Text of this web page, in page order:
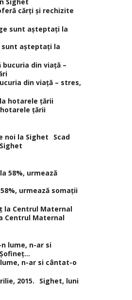
cărţi şi rechizite
sunt aşteptaţi la
din viaţă – stres,
ţării
Scad
urmează somaţii
Centrul Maternal
n-ar si cântat-o
Sighet, luni